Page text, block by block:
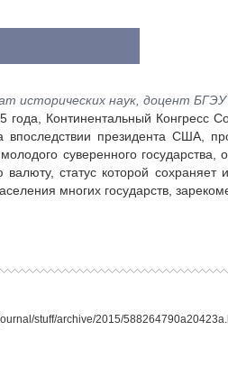
исторических наук, доцент БГЭУ
года, Континентальный
впоследствии президента США,
суверенного
статус которой
многих государств,
stuff/archive/2015/